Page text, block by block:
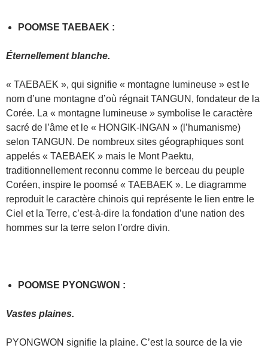
POOMSE TAEBAEK :
Éternellement blanche.
« TAEBAEK », qui signifie « montagne lumineuse » est le
nom d’une montagne d’où régnait TANGUN, fondateur de la
Corée. La « montagne lumineuse » symbolise le caractère
sacré de l’âme et le « HONGIK-INGAN » (l’humanisme)
selon TANGUN. De nombreux sites géographiques sont
appelés « TAEBAEK » mais le Mont Paektu,
traditionnellement reconnu comme le berceau du peuple
Coréen, inspire le poomsé « TAEBAEK ». Le diagramme
reproduit le caractère chinois qui représente le lien entre le
Ciel et la Terre, c’est-à-dire la fondation d’une nation des
hommes sur la terre selon l’ordre divin.
POOMSE PYONGWON :
Vastes plaines.
PYONGWON signifie la plaine. C’est la source de la vie